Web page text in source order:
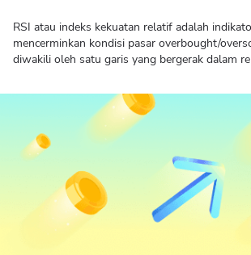
RSI atau indeks kekuatan relatif adalah
mencerminkan kondisi pasar overbought/
diwakili oleh satu garis yang bergerak dalam